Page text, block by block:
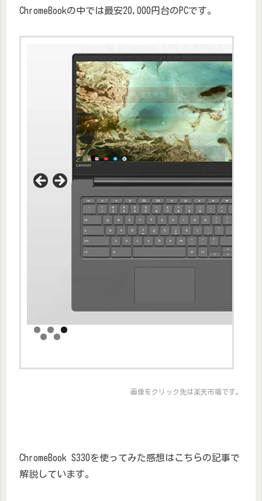
ChromeBookの中では最安20,000円台のPCです。
ビジネスブラック
posted with カエレバ
楽天市場
Amazon
価格.com
画像をクリック先は楽天市場です。
ChromeBook S330を使ってみた感想はこちらの記事で
解説しています。